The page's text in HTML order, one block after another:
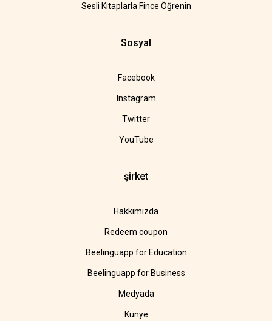
Sesli Kitaplarla Fince Öğrenin
Sosyal
Facebook
Instagram
Twitter
YouTube
şirket
Hakkımızda
Redeem coupon
Beelinguapp for Education
Beelinguapp for Business
Medyada
Künye